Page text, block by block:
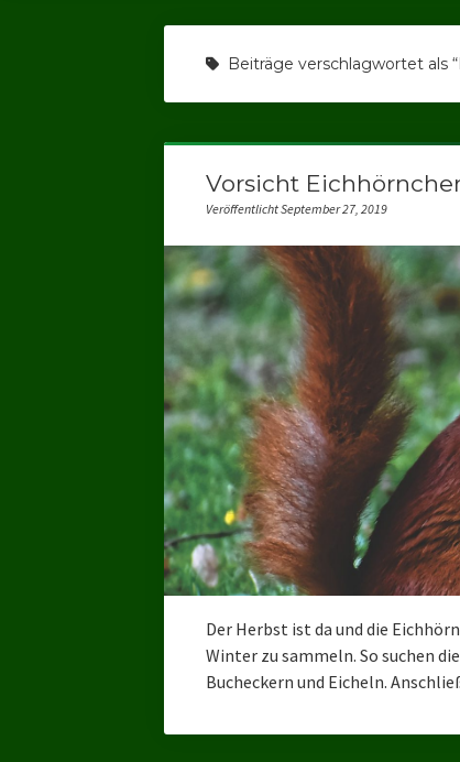
Beiträge verschlagwortet als
Vorsicht
Veröffentlicht September 27, 2019
Der Herbst ist da und die
Winter zu sammeln. So suchen
Bucheckern und Eicheln.